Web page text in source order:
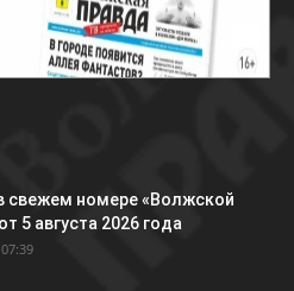
свежем номере «Волжской
5 августа 2026 года